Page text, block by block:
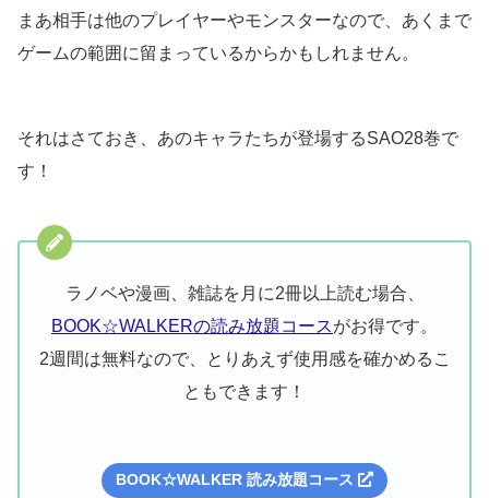
まあ相手は他のプレイヤーやモンスターなので、あくまで
ゲームの範囲に留まっているからかもしれません。
それはさておき、あのキャラたちが登場するSAO28巻で
す！
ラノベや漫画、雑誌を月に2冊以上読む場合、
BOOK☆WALKERの読み放題コースがお得です。
2週間は無料なので、とりあえず使用感を確かめるこ
ともできます！
BOOK☆WALKER 読み放題コース